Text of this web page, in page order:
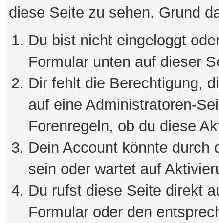
diese Seite zu sehen. Grund
Du bist nicht eingeloggt
Formular unten auf dieser
Dir fehlt die Berechtigung,
auf eine Administratoren-
Forenregeln, ob du diese
Dein Account könnte durch
sein oder wartet auf
Du rufst diese Seite direkt
Formular oder den